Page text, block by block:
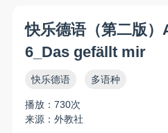
快乐德语（第二版
6_Das gefällt mir
快乐德语 多语种
播放：730次
来源：外教社